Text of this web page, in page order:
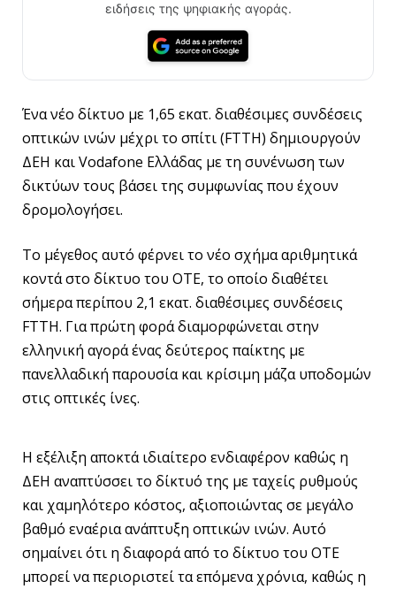
ειδήσεις της ψηφιακής αγοράς.
Ένα νέο δίκτυο με 1,65 εκατ. διαθέσιμες συνδέσεις
οπτικών ινών μέχρι το σπίτι (FTTH) δημιουργούν
ΔΕΗ και Vodafone Ελλάδας με τη συνένωση των
δικτύων τους βάσει της συμφωνίας που έχουν
δρομολογήσει.
Το μέγεθος αυτό φέρνει το νέο σχήμα αριθμητικά
κοντά στο δίκτυο του ΟΤΕ, το οποίο διαθέτει
σήμερα περίπου 2,1 εκατ. διαθέσιμες συνδέσεις
FTTH. Για πρώτη φορά διαμορφώνεται στην
ελληνική αγορά ένας δεύτερος παίκτης με
πανελλαδική παρουσία και κρίσιμη μάζα υποδομών
στις οπτικές ίνες.
Η εξέλιξη αποκτά ιδιαίτερο ενδιαφέρον καθώς η
ΔΕΗ αναπτύσσει το δίκτυό της με ταχείς ρυθμούς
και χαμηλότερο κόστος, αξιοποιώντας σε μεγάλο
βαθμό εναέρια ανάπτυξη οπτικών ινών. Αυτό
σημαίνει ότι η διαφορά από το δίκτυο του ΟΤΕ
μπορεί να περιοριστεί τα επόμενα χρόνια, καθώς η